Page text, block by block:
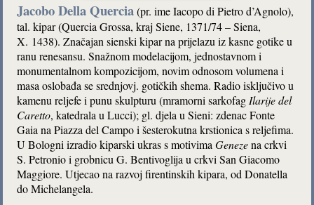
Jacobo Della Quercia(pr. ime Iacopo di Pietro d’Agnolo),
tal. kipar (Quercia Grossa, kraj Siene, 1371/74 – Siena,
X. 1438). Značajan sienski kipar na prijelazu iz kasne gotike u
ranu renesansu. Snažnom modelacijom, jednostavnom i
monumentalnom kompozicijom, novim odnosom volumena i
masa oslobađa se srednjovj. gotičkih shema. Radio isključivo u
kamenu reljefe i punu skulpturu (mramorni sarkofag Ilarije del
Caretto, katedrala u Lucci); gl. djela u Sieni: zdenac Fonte
Gaia na Piazza del Campo i šesterokutna krstionica s reljefima.
U Bologni izradio kiparski ukras s motivimaGenezena crkvi
S. Petronio i grobnicu G. Bentivoglija u crkvi San Giacomo
Maggiore. Utjecao na razvoj firentinskih kipara, od Donatella
do Michelangela.